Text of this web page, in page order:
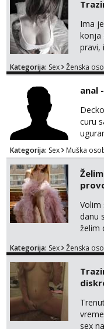
Ima
konja
pravi,
na
Kategorija: Sex Ženska
anal
curu
Kategorija: Sex Muška
Volim
danu
želim
na
Kategorija: Sex Ženska
sex